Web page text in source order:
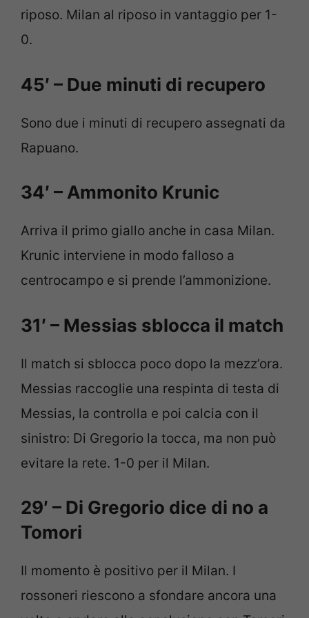
riposo. Milan al riposo in vantaggio per 1-
0.
45′ – Due minuti di recupero
Sono due i minuti di recupero assegnati da
Rapuano.
34′ – Ammonito Krunic
Arriva il primo giallo anche in casa Milan.
Krunic interviene in modo falloso a
centrocampo e si prende l’ammonizione.
31′ – Messias sblocca il match
Il match si sblocca poco dopo la mezz’ora.
Messias raccoglie una respinta di testa di
Messias, la controlla e poi calcia con il
sinistro: Di Gregorio la tocca, ma non può
evitare la rete. 1-0 per il Milan.
29′ – Di Gregorio dice di no a
Tomori
Il momento è positivo per il Milan. I
rossoneri riescono a sfondare ancora una